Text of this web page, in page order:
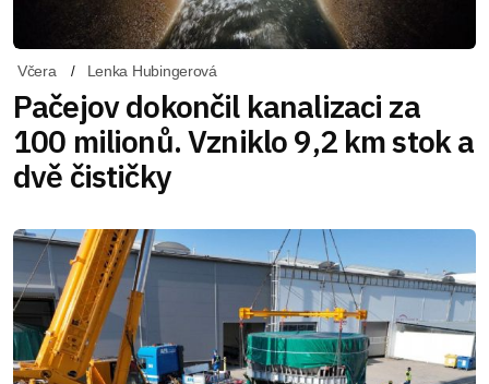
Včera Lenka Hubingerová
Pačejov dokončil kanalizaci za
100 milionů. Vzniklo 9,2 km stok a
dvě čističky